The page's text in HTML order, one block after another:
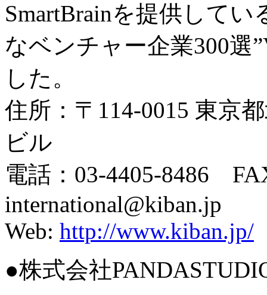
SmartBrainを提供して
なベンチャー企業300選
した。
住所：〒114-0015 東京
ビル
電話：03-4405-8486
international@kiban.jp
Web: http://www.kiban.jp/
●株式会社